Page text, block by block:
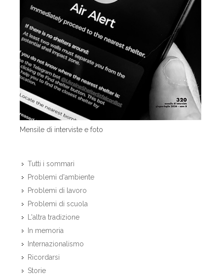
Mensile di interviste e foto
Tutti i sommari
Problemi d'ambiente
Problemi di lavoro
Problemi di scuola
L'altra tradizione
In memoria
Internazionalismo
Ricordarsi
Storie